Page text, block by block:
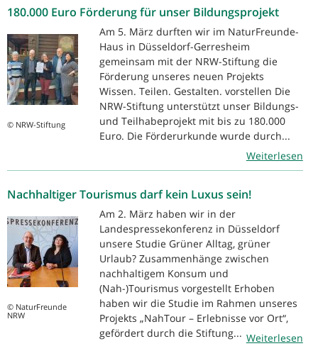
180.000 Euro Förderung für unser Bildungsprojekt
© NRW-Stiftung
Am 5. März durften wir im NaturFreunde-
Haus in Düsseldorf-Gerresheim
gemeinsam mit der NRW-Stiftung die
Förderung unseres neuen Projekts
Wissen. Teilen. Gestalten. vorstellen Die
NRW-Stiftung unterstützt unser Bildungs-
und Teilhabeprojekt mit bis zu 180.000
Euro. Die Förderurkunde wurde durch...
Weiterlesen
Nachhaltiger Tourismus darf kein Luxus sein!
© NaturFreunde
NRW
Am 2. März haben wir in der
Landespressekonferenz in Düsseldorf
unsere Studie Grüner Alltag, grüner
Urlaub? Zusammenhänge zwischen
nachhaltigem Konsum und
(Nah-)Tourismus vorgestellt Erhoben
haben wir die Studie im Rahmen unseres
Projekts „NahTour – Erlebnisse vor Ort“,
gefördert durch die Stiftung... Weiterlesen